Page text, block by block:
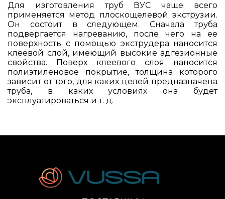
Для изготовления труб ВУС чаще всего
применяется метод плоскощелевой экструзии.
Он состоит в следующем. Сначала труба
подвергается нагреванию, после чего на ее
поверхность с помощью экструдера наносится
клеевой слой, имеющий высокие адгезионные
свойства. Поверх клеевого слоя наносится
полиэтиленовое покрытие, толщина которого
зависит от того, для каких целей предназначена
труба, в каких условиях она будет
эксплуатироваться и т. д.